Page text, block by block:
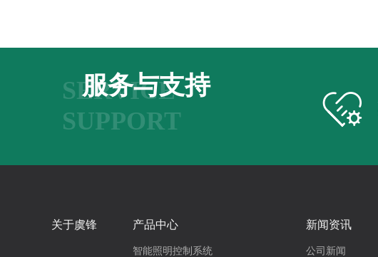
SERVICE
SUPPORT
服务与支持
关于虞锋 产品中心
智能照明控制系统
新闻资讯
公司新闻